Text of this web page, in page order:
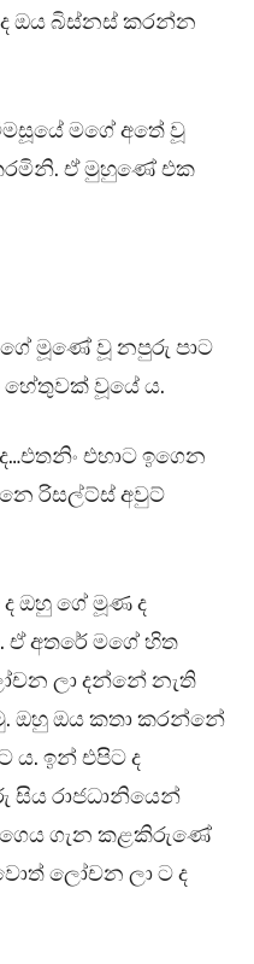
ඔය බිස්නස් කරන්න
මගේ අතේ වූ
ඒ මුහුණේ එක
මූණේ වූ නපුරු පාට
හේතුවක් වූයේ ය.
එහාට ඉගෙන
රිසල්ට්ස් අවුට්
ඔහු ගේ මූණ ද
ඒ අතරේ මගේ හිත
ලා දන්නේ නැති
ඔහු ඔය කතා කරන්නේ
ය. ඉන් එපිට ද
රාජධානියෙන්
ගෙය ගැන කළකිරුණේ
ලෝචන ලා ට ද